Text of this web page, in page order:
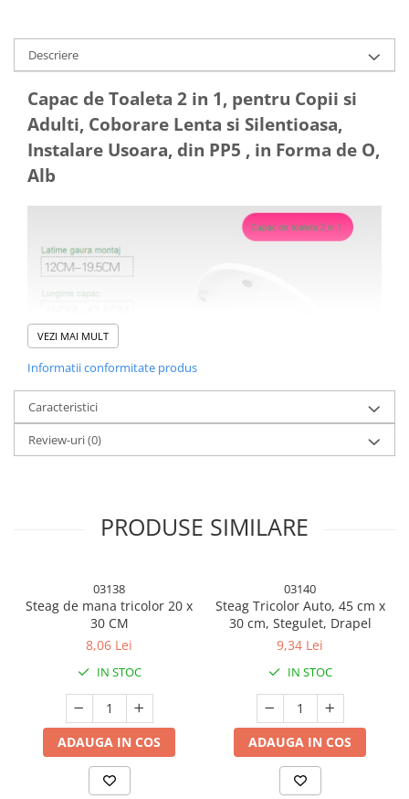
Articole pentru Copii
Articole Diverse copii
Articole diverse pentru copii
Covorase de joaca
Genti, Portofele, Penare
Ingrijire Unghii
Jucarii Creative
Jucarii si Jocuri
Jucarii si Jocuri
Markere si Set Desen
Markere si Set Desen
Scaune de masa bebe
Articole Petrecere
Accesorii Baloane
Accesorii Petrecere
Articole Servire Masa
Baloane cu Suport
Baloane Tip Bratara
Figurine si Baloane 3D
Seturi Baloane Folie
Tematica Fata/Baiat
Baloane Latex
Baloane si Accesorii Absolvire
Descriere
Capac de Toaleta 2 in 1, pentru Copii si
Adulti, Coborare Lenta si Silentioasa,
Instalare Usoara, din PP5 , in Forma de O,
Alb
VEZI MAI MULT
Informatii conformitate produs
Caracteristici
Review-uri(0)
PRODUSE SIMILARE
03138
Steag de mana tricolor 20 x
30 CM
8,06 Lei
IN STOC
ADAUGA IN COS
03140
Steag Tricolor Auto, 45 cm x
30 cm, Stegulet, Drapel
9,34 Lei
IN STOC
ADAUGA IN COS